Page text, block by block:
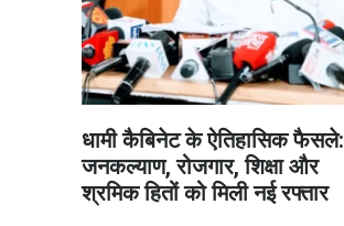
धामी कैबिनेट के ऐतिहासिक फैसले:
जनकल्याण, रोजगार, शिक्षा और
श्रमिक हितों को मिली नई रफ्तार